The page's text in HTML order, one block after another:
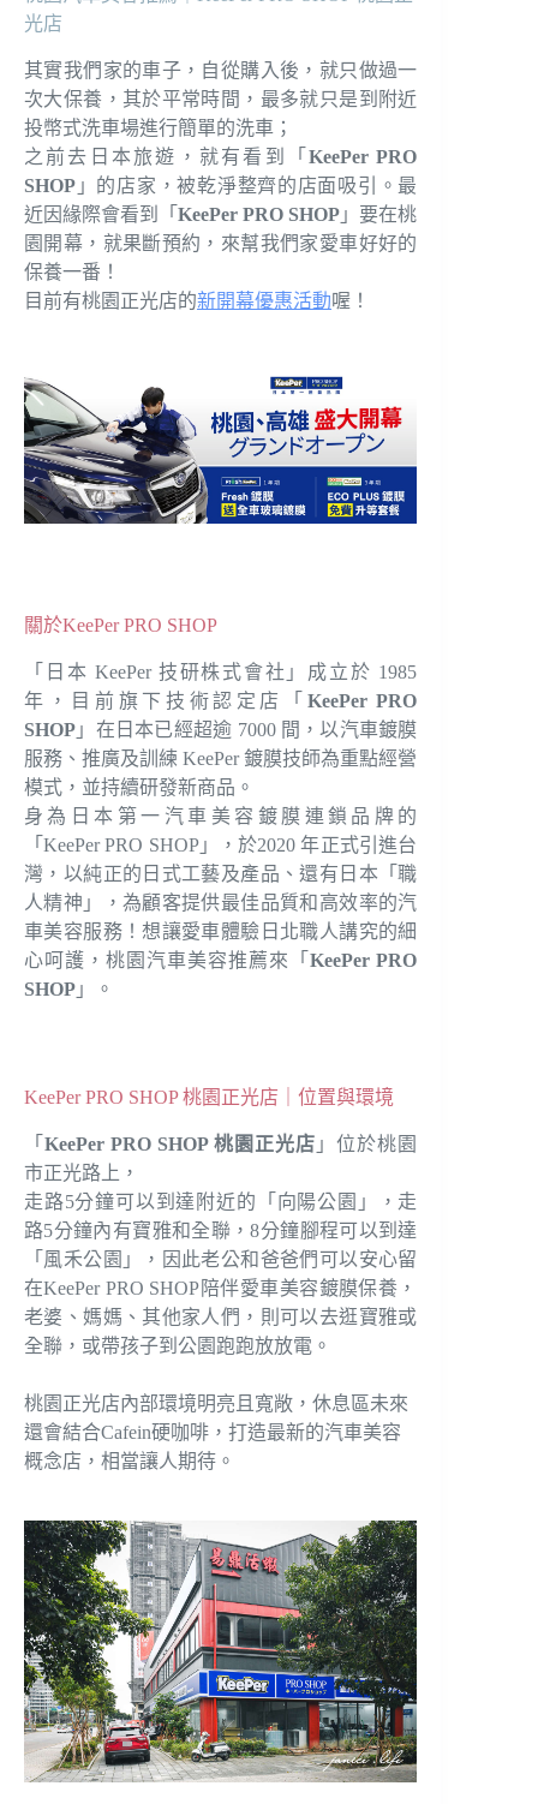
光店
其實我們家的車子，自從購入後，就只做過一
次大保養，其於平常時間，最多就只是到附近
投幣式洗車場進行簡單的洗車；
之前去日本旅遊，就有看到「KeePer PRO
SHOP 」的店家，被乾淨整齊的店面吸引。最
近因緣際會看到「KeePer PRO SHOP 」要在桃
園開幕，就果斷預約，來幫我們家愛車好好的
保養一番！
目前有桃園正光店的新開幕優惠活動喔！
關於KeePer PRO SHOP
「日本 KeePer 技研株式會社」成立於 1985
年，目前旗下技術認定店「 KeePer PRO
SHOP 」在日本已經超逾 7000 間，以汽車鍍膜
服務、推廣及訓練 KeePer 鍍膜技師為重點經營
模式，並持續研發新商品。
身為日本第一汽車美容鍍膜連鎖品牌的
「KeePer PRO SHOP」，於2020 年正式引進台
灣，以純正的日式工藝及產品、還有日本「職
人精神」，為顧客提供最佳品質和高效率的汽
車美容服務！想讓愛車體驗日北職人講究的細
心呵護，桃園汽車美容推薦來「KeePer PRO
SHOP 」。
KeePer PRO SHOP 桃園正光店｜位置與環境
「KeePer PRO SHOP 桃園正光店 」位於桃園
市正光路上，
走路5分鐘可以到達附近的「向陽公園」，走
路5分鐘內有寶雅和全聯，8分鐘腳程可以到達
「風禾公園」，因此老公和爸爸們可以安心留
在KeePer PRO SHOP陪伴愛車美容鍍膜保養，
老婆、媽媽、其他家人們，則可以去逛寶雅或
全聯，或帶孩子到公園跑跑放放電。
桃園正光店內部環境明亮且寬敞，休息區未來
還會結合Cafein硬咖啡，打造最新的汽車美容
概念店，相當讓人期待。